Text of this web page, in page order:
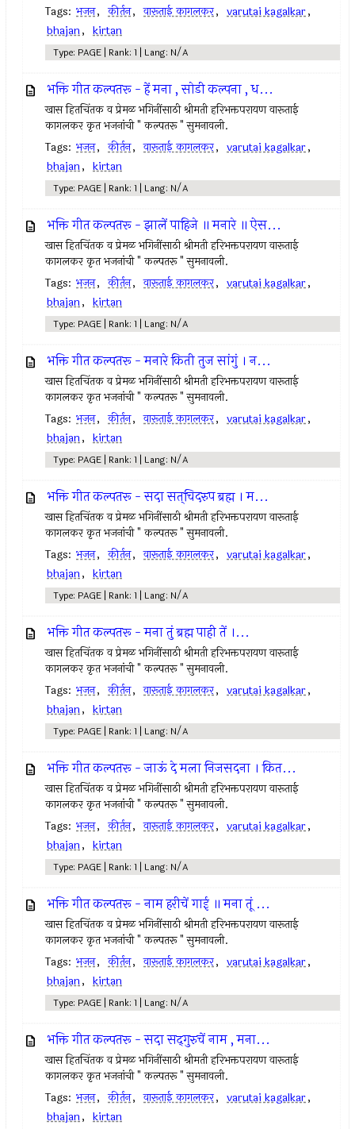
Tags: भजन, कीर्तन, वारूताई कागलकर, varutai kagalkar,
bhajan, kirtan
Type: PAGE | Rank: 1 | Lang: N/A
भक्ति गीत कल्पतरू - हें मना , सोडी कल्पना , ध...
खास हितचिंतक व प्रेमळ भगिनींसाठी श्रीमती हरिभक्तपरायण वारूताई
कागलकर कृत भजनांची " कल्पतरू " सुमनावली.
Tags: भजन, कीर्तन, वारूताई कागलकर, varutai kagalkar,
bhajan, kirtan
Type: PAGE | Rank: 1 | Lang: N/A
भक्ति गीत कल्पतरू - झालें पाहिजे ॥ मनारे ॥ ऐस...
खास हितचिंतक व प्रेमळ भगिनींसाठी श्रीमती हरिभक्तपरायण वारूताई
कागलकर कृत भजनांची " कल्पतरू " सुमनावली.
Tags: भजन, कीर्तन, वारूताई कागलकर, varutai kagalkar,
bhajan, kirtan
Type: PAGE | Rank: 1 | Lang: N/A
भक्ति गीत कल्पतरू - मनारे किती तुज सांगुं । न...
खास हितचिंतक व प्रेमळ भगिनींसाठी श्रीमती हरिभक्तपरायण वारूताई
कागलकर कृत भजनांची " कल्पतरू " सुमनावली.
Tags: भजन, कीर्तन, वारूताई कागलकर, varutai kagalkar,
bhajan, kirtan
Type: PAGE | Rank: 1 | Lang: N/A
भक्ति गीत कल्पतरू - सदा सत्‌चिदरुप ब्रह्म । म...
खास हितचिंतक व प्रेमळ भगिनींसाठी श्रीमती हरिभक्तपरायण वारूताई
कागलकर कृत भजनांची " कल्पतरू " सुमनावली.
Tags: भजन, कीर्तन, वारूताई कागलकर, varutai kagalkar,
bhajan, kirtan
Type: PAGE | Rank: 1 | Lang: N/A
भक्ति गीत कल्पतरू - मना तुं ब्रह्म पाही तें ।...
खास हितचिंतक व प्रेमळ भगिनींसाठी श्रीमती हरिभक्तपरायण वारूताई
कागलकर कृत भजनांची " कल्पतरू " सुमनावली.
Tags: भजन, कीर्तन, वारूताई कागलकर, varutai kagalkar,
bhajan, kirtan
Type: PAGE | Rank: 1 | Lang: N/A
भक्ति गीत कल्पतरू - जाऊं दे मला निजसदना । कित...
खास हितचिंतक व प्रेमळ भगिनींसाठी श्रीमती हरिभक्तपरायण वारूताई
कागलकर कृत भजनांची " कल्पतरू " सुमनावली.
Tags: भजन, कीर्तन, वारूताई कागलकर, varutai kagalkar,
bhajan, kirtan
Type: PAGE | Rank: 1 | Lang: N/A
भक्ति गीत कल्पतरू - नाम हरीचें गाई ॥ मना तूं ...
खास हितचिंतक व प्रेमळ भगिनींसाठी श्रीमती हरिभक्तपरायण वारूताई
कागलकर कृत भजनांची " कल्पतरू " सुमनावली.
Tags: भजन, कीर्तन, वारूताई कागलकर, varutai kagalkar,
bhajan, kirtan
Type: PAGE | Rank: 1 | Lang: N/A
भक्ति गीत कल्पतरू - सदा सद्‌गुरुचें नाम , मना...
खास हितचिंतक व प्रेमळ भगिनींसाठी श्रीमती हरिभक्तपरायण वारूताई
कागलकर कृत भजनांची " कल्पतरू " सुमनावली.
Tags: भजन, कीर्तन, वारूताई कागलकर, varutai kagalkar,
bhajan, kirtan